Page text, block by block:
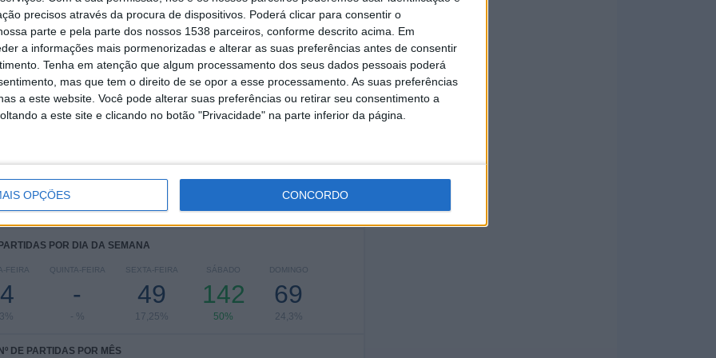
precisos através da procura de dispositivos. Poderá clicar para consentir o
parte e pela parte dos nossos 1538 parceiros, conforme descrito acima. Em
a informações mais pormenorizadas e alterar as suas preferências antes de consentir
Tenha em atenção que algum processamento dos seus dados pessoais poderá
mas que tem o direito de se opor a esse processamento. As suas preferências
a este website. Você pode alterar suas preferências ou retirar seu consentimento a
a este site e clicando no botão "Privacidade" na parte inferior da página.
OPÇÕES CONCORDO
54
RIVAIS
13
VS Hertha
Berlin
5
COMPETIÇÕES
RANKING POR COMPETIÇÕES
Bundesliga
132 (46,48%)
Amigável
4 (1,41%)
POR DIA DA SEMANA
FEIRA QUINTA-FEIRA
-
- %
SEXTA-FEIRA
49
17,25%
SÁBADO
142
50%
DOMINGO
69
24,3%
Nº DE PARTIDAS POR MÊS